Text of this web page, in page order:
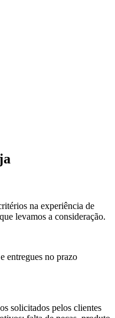
na experiência de
levamos a consideração.
entregues no prazo
solicitados pelos clientes